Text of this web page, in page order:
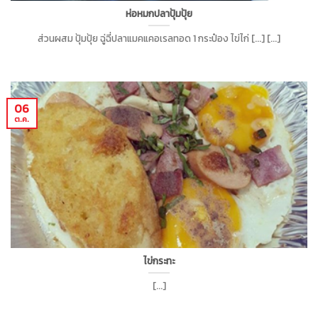
ห่อหมกปลาปุ้มปุ้ย
ส่วนผสม ปุ้มปุ้ย ฉู่ฉี่ปลาแมคแคอเรลทอด 1 กระป๋อง ไข่ไก่ [...] [...]
ไข่กระทะ
[...]
06
ต.ค.